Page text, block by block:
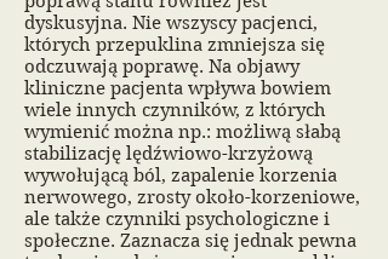
dyskusyjna. Nie wszyscy pacjenci,
których przepuklina zmniejsza się
odczuwają poprawę. Na objawy
kliniczne pacjenta wpływa bowiem
wiele innych czynników, z których
wymienić można np.: możliwą słabą
stabilizację lędźwiowo-krzyżową
wywołującą ból, zapalenie korzenia
nerwowego, zrosty około-korzeniowe,
ale także czynniki psychologiczne i
społeczne. Zaznacza się jednak pewna